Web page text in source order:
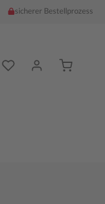
sicherer Bestellprozess
Du hast %counter%